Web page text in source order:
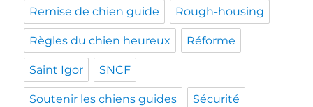
Remise de chien guide Rough-housing
Règles du chien heureux Réforme
Saint Igor SNCF
Soutenir les chiens guides Sécurité